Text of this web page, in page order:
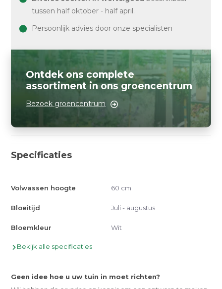
tussen half oktober - half april.
Persoonlijk advies door onze specialisten
Ontdek ons complete
assortiment in ons groencentrum
Bezoek groencentrum
Specificaties
Volwassen hoogte 60 cm
Bloeitijd Juli - augustus
Bloemkleur Wit
Bekijk alle specificaties
Geen idee hoe u uw tuin in moet richten?